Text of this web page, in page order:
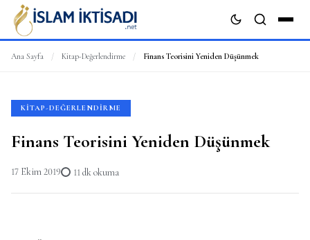
Ana Sayfa / Kitap-Değerlendirme / Finans Teorisini Yeniden Düşünmek
KITAP-DEĞERLENDIRME
Finans Teorisini Yeniden Düşünmek
17 Ekim 2019 11 dk okuma